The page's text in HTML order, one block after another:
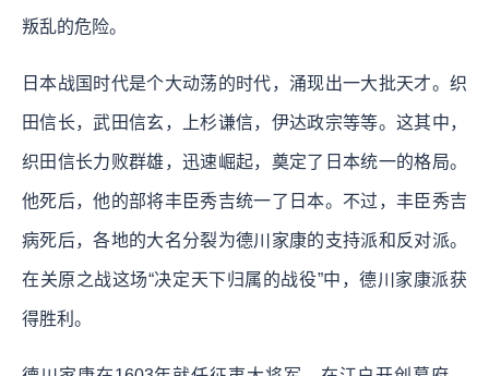
叛乱的危险。
日本战国时代是个大动荡的时代，涌现出一大批天才。织
田信长，武田信玄，上杉谦信，伊达政宗等等。这其中，
织田信长力败群雄，迅速崛起，奠定了日本统一的格局。
他死后，他的部将丰臣秀吉统一了日本。不过，丰臣秀吉
病死后，各地的大名分裂为德川家康的支持派和反对派。
在关原之战这场“决定天下归属的战役”中，德川家康派获
得胜利。